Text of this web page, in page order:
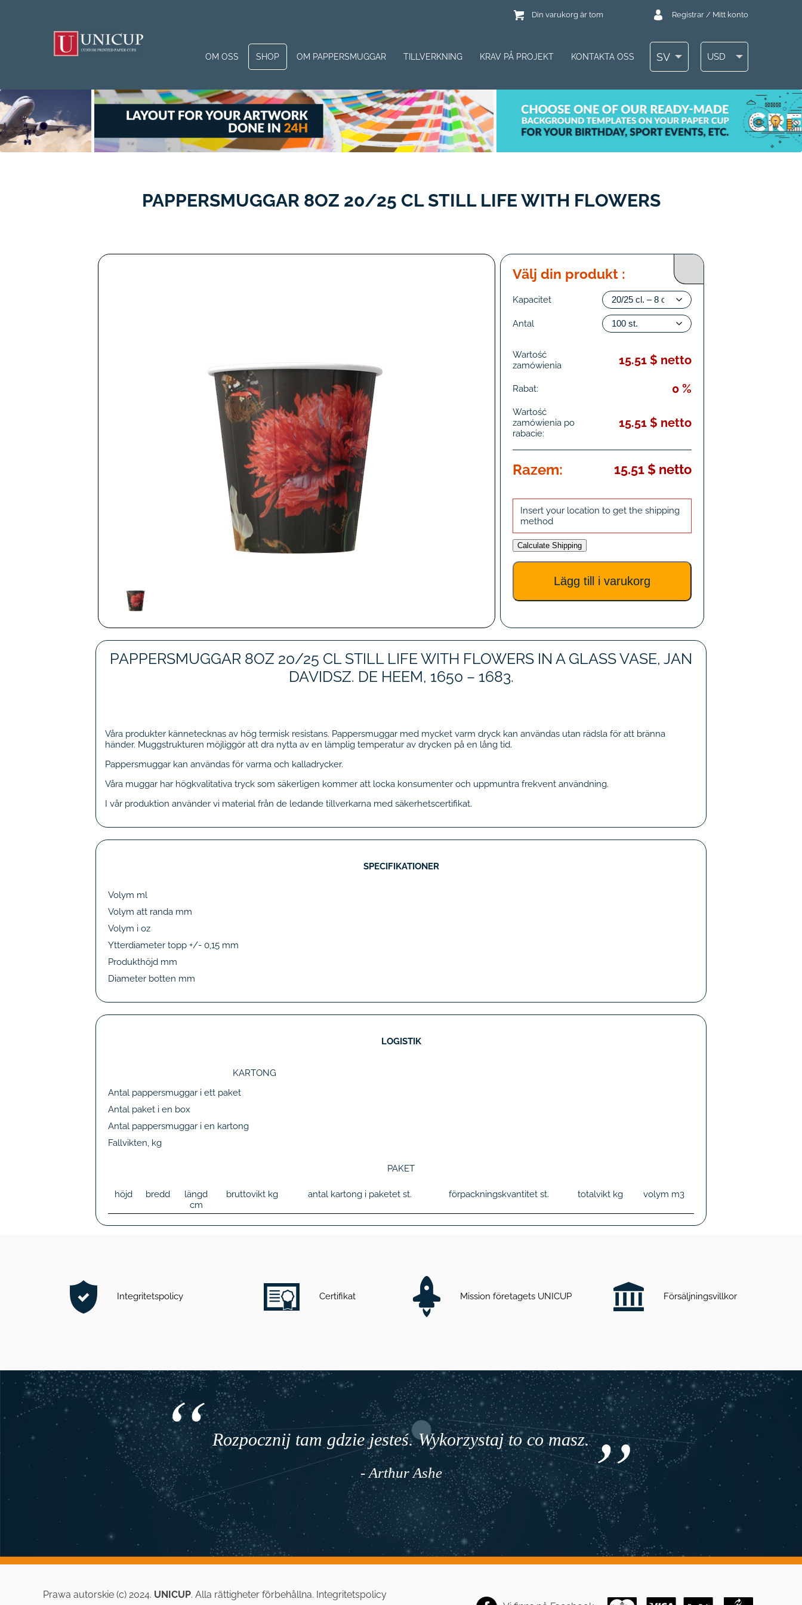
Din varukorg är tom Registrar / Mitt konto
OM OSS SHOP OM PAPPERSMUGGAR TILLVERKNING KRAV PÅ PROJEKT KONTAKTA OSS SV USD
PAPPERSMUGGAR 8OZ 20/25 CL STILL LIFE WITH FLOWERS
Välj din produkt :
Kapacitet
Antal
Wartość
zamówienia
15.51 $ netto
Rabat: 0 %
Wartość
zamówienia po
rabacie:
15.51 $ netto
Razem: 15.51 $ netto
Insert your location to get the shipping
method
Calculate Shipping
PAPPERSMUGGAR 8OZ 20/25 CL STILL LIFE WITH FLOWERS IN A GLASS VASE, JAN
DAVIDSZ. DE HEEM, 1650 – 1683.
Våra produkter kännetecknas av hög termisk resistans. Pappersmuggar med mycket varm dryck kan användas utan rädsla för att bränna
händer. Muggstrukturen möjliggör att dra nytta av en lämplig temperatur av drycken på en lång tid.
Pappersmuggar kan användas för varma och kalladrycker.
Våra muggar har högkvalitativa tryck som säkerligen kommer att locka konsumenter och uppmuntra frekvent användning.
I vår produktion använder vi material från de ledande tillverkarna med säkerhetscertifikat.
SPECIFIKATIONER
Volym ml
Volym att randa mm
Volym i oz
Ytterdiameter topp +/- 0,15 mm
Produkthöjd mm
Diameter botten mm
LOGISTIK
KARTONG
Antal pappersmuggar i ett paket
Antal paket i en box
Antal pappersmuggar i en kartong
Fallvikten, kg
PAKET
höjd bredd
längd
cm
bruttovikt kg antal kartong i paketet st. förpackningskvantitet st. totalvikt kg volym m3
Integritetspolicy Certifikat Mission företagets UNICUP Försäljningsvillkor
Rozpocznij tam gdzie jesteś. Wykorzystaj to co masz.
- Arthur Ashe
Prawa autorskie (c) 2024. UNICUP. Alla rättigheter förbehållna. Integritetspolicy